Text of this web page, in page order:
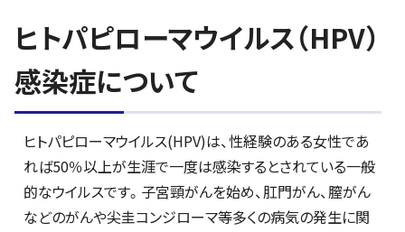
ヒトパピローマウイルス（HPV）
感染症について
ヒトパピローマウイルス(HPV)は、性経験のある女性であ
れば50％以上が生涯で一度は感染するとされている一般
的なウイルスです。子宮頸がんを始め、肛門がん、膣がん
などのがんや尖圭コンジローマ等多くの病気の発生に関